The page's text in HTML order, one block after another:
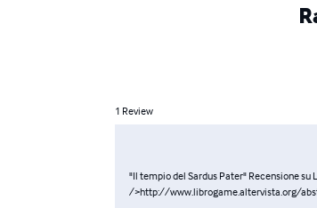
1 Review
"Il tempio del Sardus Pater" Recensione su
/>http://www.librogame.altervista.org/